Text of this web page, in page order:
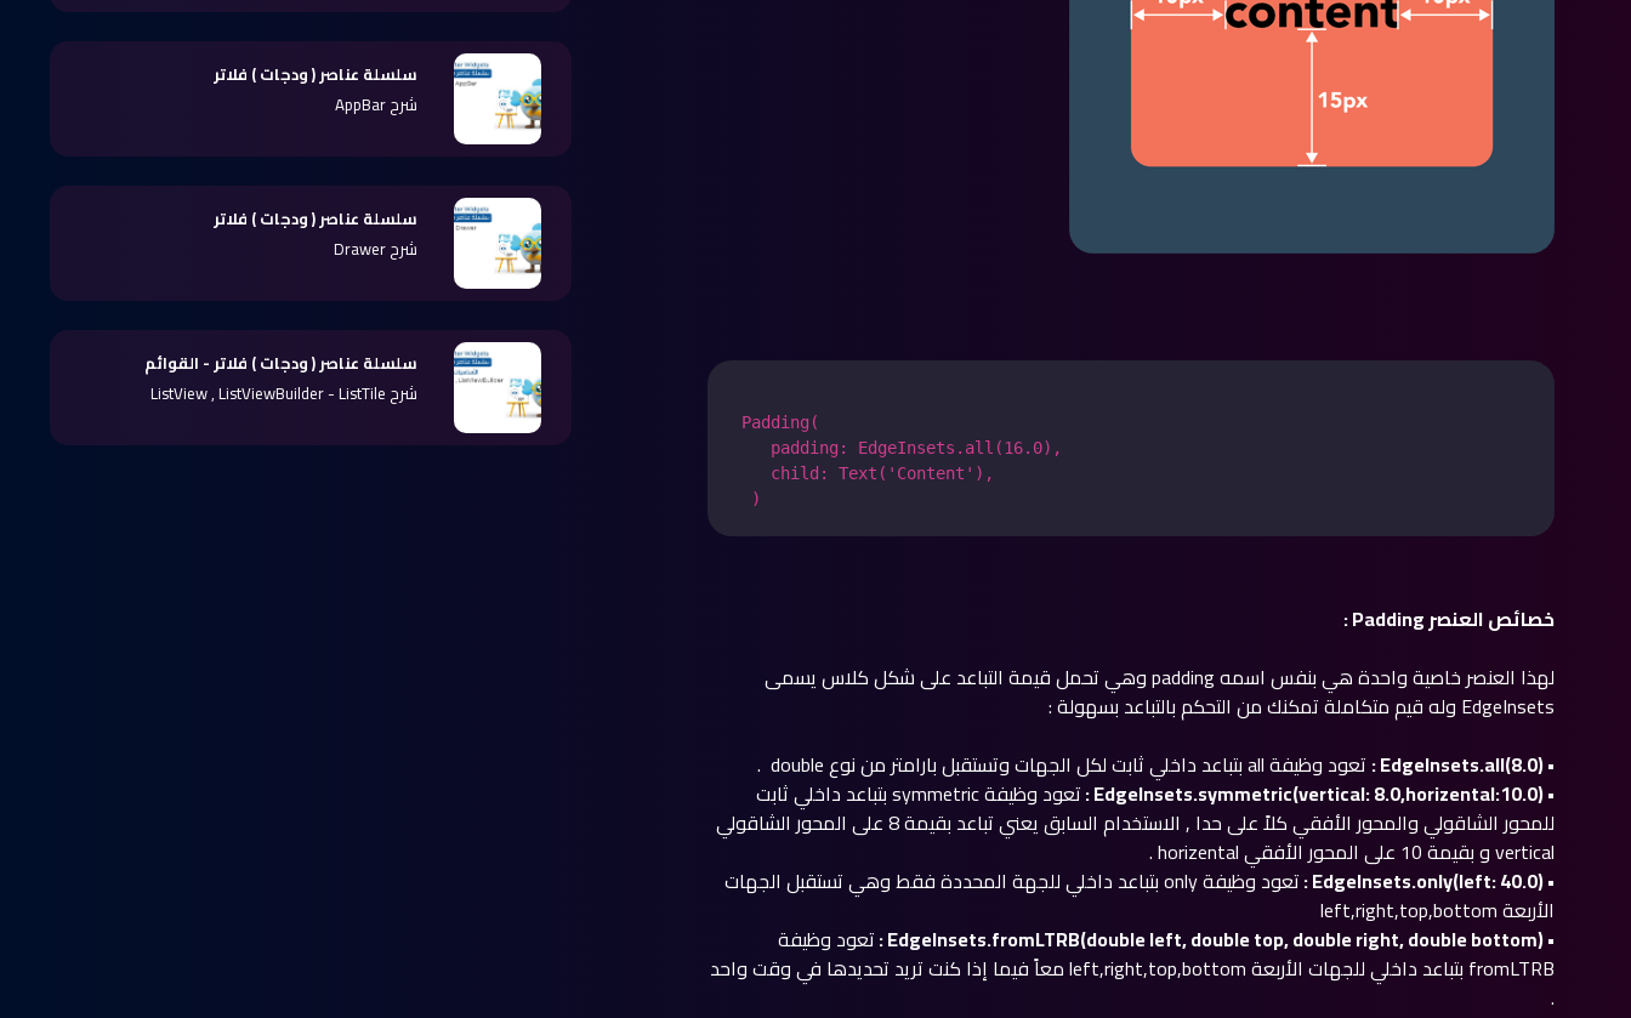
Padding(
    padding: EdgeInsets.all(16.0),
    child: Text('Content'),
خصائص العنصر Padding :
لهذا العنصر خاصية واحدة هي بنفس اسمه padding وهي تحمل قيمة التباعد على شكل كلاس يسمى
EdgeInsets وله قيم متكاملة تمكنك من التحكم بالتباعد بسهولة :
• EdgeInsets.all(
8.0) :
تعود وظيفة all بتباعد داخلي ثابت لكل الجهات وتستقبل بارامتر من نوع double .
• EdgeInsets.symmetric(vertical:
8.0,horizental:10.0) :
تعود وظيفة symmetric بتباعد داخلي ثابت
للمحور الشاقولي والمحور الأفقي كلاً على حدا , الاستخدام السابق يعني تباعد بقيمة 8 على المحور الشاقولي
vertical و بقيمة 10 على المحور الأفقي horizental .
• EdgeInsets.only(left:
40.0) :
تعود وظيفة only بتباعد داخلي للجهة المحددة فقط وهي تستقبل الجهات
الأربعة left,right,top,bottom
• EdgeInsets.fromLTRB(double left, double top, double right, double bottom) :
تعود وظيفة
fromLTRB بتباعد داخلي للجهات الأربعة left,right,top,bottom معاً فيما إذا كنت تريد تحديدها في وقت واحد
.
سلسلة عناصر ( ودجات ) فلاتر
شرح AppBar
سلسلة عناصر ( ودجات ) فلاتر
شرح Drawer
سلسلة عناصر ( ودجات ) فلاتر - القوائم
شرح ListView , ListViewBuilder - ListTile